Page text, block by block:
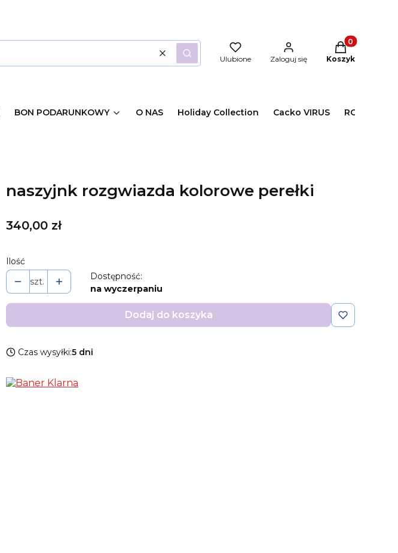
WyczyśćSzukaj Ulubione Zaloguj się
Produkty w
Koszyk
BON PODARUNKOWY O NAS Holiday Collection Cacko VIRUS ROZMIARY /
naszyjnk rozgwiazda kolorowe perełki
Cena
340,00 zł
Ilość
szt.
Dostępność:
na wyczerpaniu
Dodaj do koszyka
Czas wysyłki:5 dni